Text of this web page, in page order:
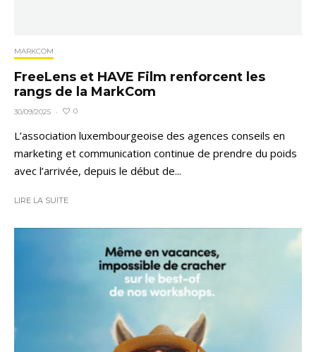
MARKCOM
FreeLens et HAVE Film renforcent les
rangs de la MarkCom
30/09/2025 · 0
L’association luxembourgeoise des agences conseils en
marketing et communication continue de prendre du poids
avec l’arrivée, depuis le début de...
LIRE LA SUITE